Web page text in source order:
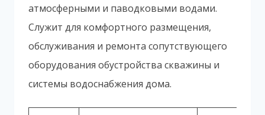
атмосферными и паводковыми водами.
Служит для комфортного размещения,
обслуживания и ремонта сопутствующего
оборудования обустройства скважины и
системы водоснабжения дома.